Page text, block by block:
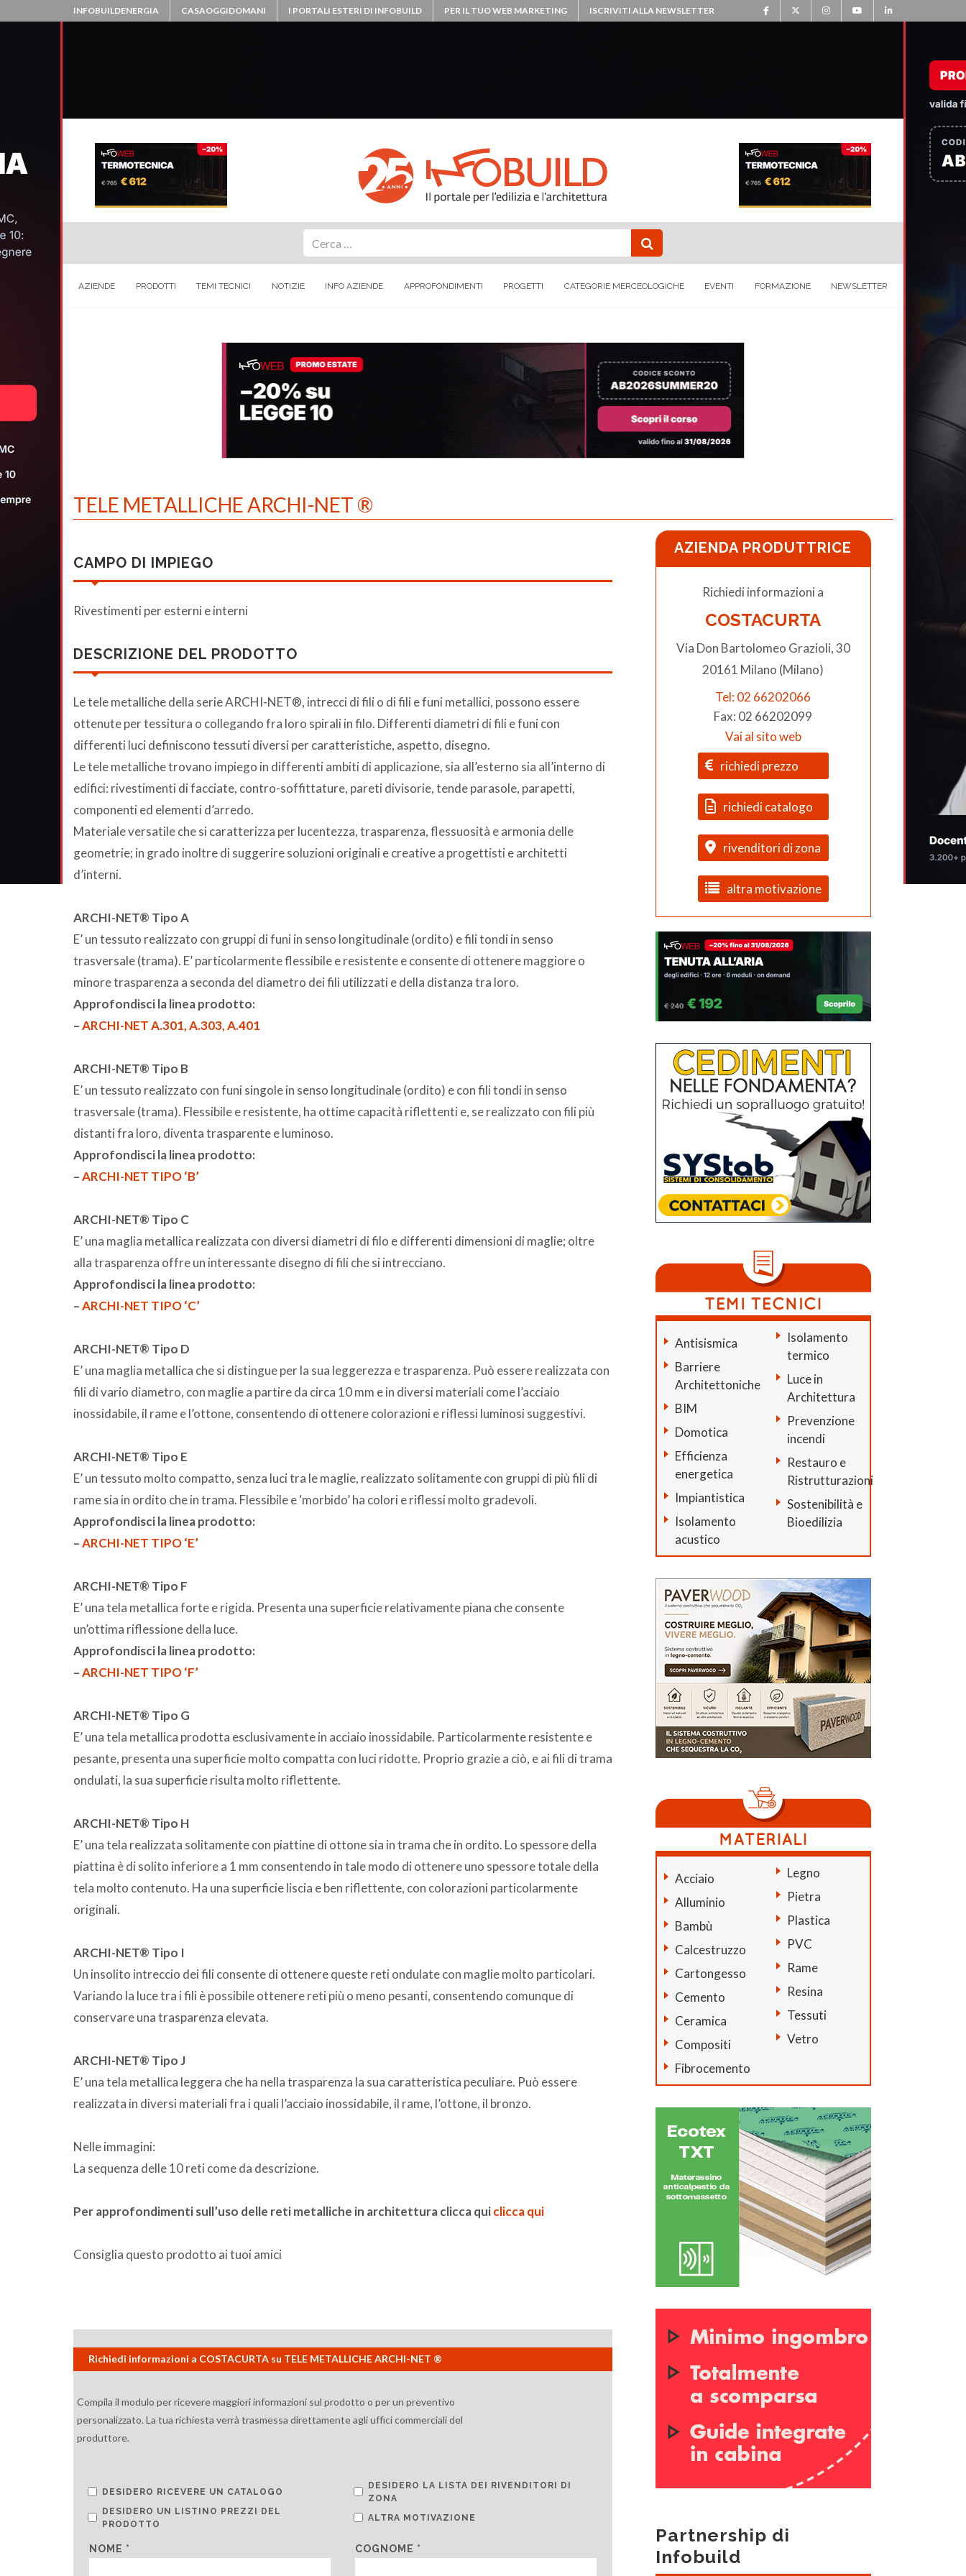
INFOBUILDENERGIA CASAOGGIDOMANI I PORTALI ESTERI DI INFOBUILD PER IL TUO WEB MARKETING ISCRIVITI ALLA NEWSLETTER
AZIENDE PRODOTTI TEMI TECNICI NOTIZIE INFO AZIENDE APPROFONDIMENTI PROGETTI CATEGORIE MERCEOLOGICHE EVENTI FORMAZIONE NEWSLETTER
TELE METALLICHE ARCHI-NET ®
CAMPO DI IMPIEGO
Rivestimenti per esterni e interni
DESCRIZIONE DEL PRODOTTO
Le tele metalliche della serie ARCHI-NET®, intrecci di fili o di fili e funi metallici, possono essere
ottenute per tessitura o collegando fra loro spirali in filo. Differenti diametri di fili e funi con
differenti luci definiscono tessuti diversi per caratteristiche, aspetto, disegno.
Le tele metalliche trovano impiego in differenti ambiti di applicazione, sia all’esterno sia all’interno di
edifici: rivestimenti di facciate, contro-soffittature, pareti divisorie, tende parasole, parapetti,
componenti ed elementi d’arredo.
Materiale versatile che si caratterizza per lucentezza, trasparenza, flessuosità e armonia delle
geometrie; in grado inoltre di suggerire soluzioni originali e creative a progettisti e architetti
d’interni.
ARCHI-NET® Tipo A
E’ un tessuto realizzato con gruppi di funi in senso longitudinale (ordito) e fili tondi in senso
trasversale (trama). E’ particolarmente flessibile e resistente e consente di ottenere maggiore o
minore trasparenza a seconda del diametro dei fili utilizzati e della distanza tra loro.
Approfondisci la linea prodotto:
–ARCHI-NET A.301, A.303, A.401
ARCHI-NET® Tipo B
E’ un tessuto realizzato con funi singole in senso longitudinale (ordito) e con fili tondi in senso
trasversale (trama). Flessibile e resistente, ha ottime capacità riflettenti e, se realizzato con fili più
distanti fra loro, diventa trasparente e luminoso.
Approfondisci la linea prodotto:
–ARCHI-NET TIPO ‘B’
ARCHI-NET® Tipo C
E’ una maglia metallica realizzata con diversi diametri di filo e differenti dimensioni di maglie; oltre
alla trasparenza offre un interessante disegno di fili che si intrecciano.
Approfondisci la linea prodotto:
–ARCHI-NET TIPO ‘C’
ARCHI-NET® Tipo D
E’ una maglia metallica che si distingue per la sua leggerezza e trasparenza. Può essere realizzata con
fili di vario diametro, con maglie a partire da circa 10 mm e in diversi materiali come l’acciaio
inossidabile, il rame e l’ottone, consentendo di ottenere colorazioni e riflessi luminosi suggestivi.
ARCHI-NET® Tipo E
E’ un tessuto molto compatto, senza luci tra le maglie, realizzato solitamente con gruppi di più fili di
rame sia in ordito che in trama. Flessibile e ‘morbido’ ha colori e riflessi molto gradevoli.
Approfondisci la linea prodotto:
–ARCHI-NET TIPO ‘E’
ARCHI-NET® Tipo F
E’ una tela metallica forte e rigida. Presenta una superficie relativamente piana che consente
un’ottima riflessione della luce.
Approfondisci la linea prodotto:
–ARCHI-NET TIPO ‘F’
ARCHI-NET® Tipo G
E’ una tela metallica prodotta esclusivamente in acciaio inossidabile. Particolarmente resistente e
pesante, presenta una superficie molto compatta con luci ridotte. Proprio grazie a ciò, e ai fili di trama
ondulati, la sua superficie risulta molto riflettente.
ARCHI-NET® Tipo H
E’ una tela realizzata solitamente con piattine di ottone sia in trama che in ordito. Lo spessore della
piattina è di solito inferiore a 1 mm consentendo in tale modo di ottenere uno spessore totale della
tela molto contenuto. Ha una superficie liscia e ben riflettente, con colorazioni particolarmente
originali.
ARCHI-NET® Tipo I
Un insolito intreccio dei fili consente di ottenere queste reti ondulate con maglie molto particolari.
Variando la luce tra i fili è possibile ottenere reti più o meno pesanti, consentendo comunque di
conservare una trasparenza elevata.
ARCHI-NET® Tipo J
E’ una tela metallica leggera che ha nella trasparenza la sua caratteristica peculiare. Può essere
realizzata in diversi materiali fra i quali l’acciaio inossidabile, il rame, l’ottone, il bronzo.
Nelle immagini:
La sequenza delle 10 reti come da descrizione.
Per approfondimenti sull’uso delle reti metalliche in architettura clicca quiclicca qui
Consiglia questo prodotto ai tuoi amici
Richiedi informazioni a COSTACURTA su TELE METALLICHE ARCHI-NET ®
Compila il modulo per ricevere maggiori informazioni sul prodotto o per un preventivo
personalizzato. La tua richiesta verrà trasmessa direttamente agli uffici commerciali del
produttore.
DESIDERO RICEVERE UN CATALOGO
DESIDERO LA LISTA DEI RIVENDITORI DI
ZONA
DESIDERO UN LISTINO PREZZI DEL
PRODOTTO
ALTRA MOTIVAZIONE
NOME * COGNOME *
AZIENDA PRODUTTRICE
Richiedi informazioni a
COSTACURTA
Via Don Bartolomeo Grazioli, 30
20161 Milano (Milano)
Tel: 02 66202066
Fax: 02 66202099
Vai al sito web
richiedi prezzo
richiedi catalogo
rivenditori di zona
altra motivazione
Antisismica
Barriere
Architettoniche
BIM
Domotica
Efficienza
energetica
Impiantistica
Isolamento
acustico
Isolamento
termico
Luce in
Architettura
Prevenzione
incendi
Restauro e
Ristrutturazioni
Sostenibilità e
Bioedilizia
Acciaio
Alluminio
Bambù
Calcestruzzo
Cartongesso
Cemento
Ceramica
Compositi
Fibrocemento
Legno
Pietra
Plastica
PVC
Rame
Resina
Tessuti
Vetro
Partnership di
Infobuild